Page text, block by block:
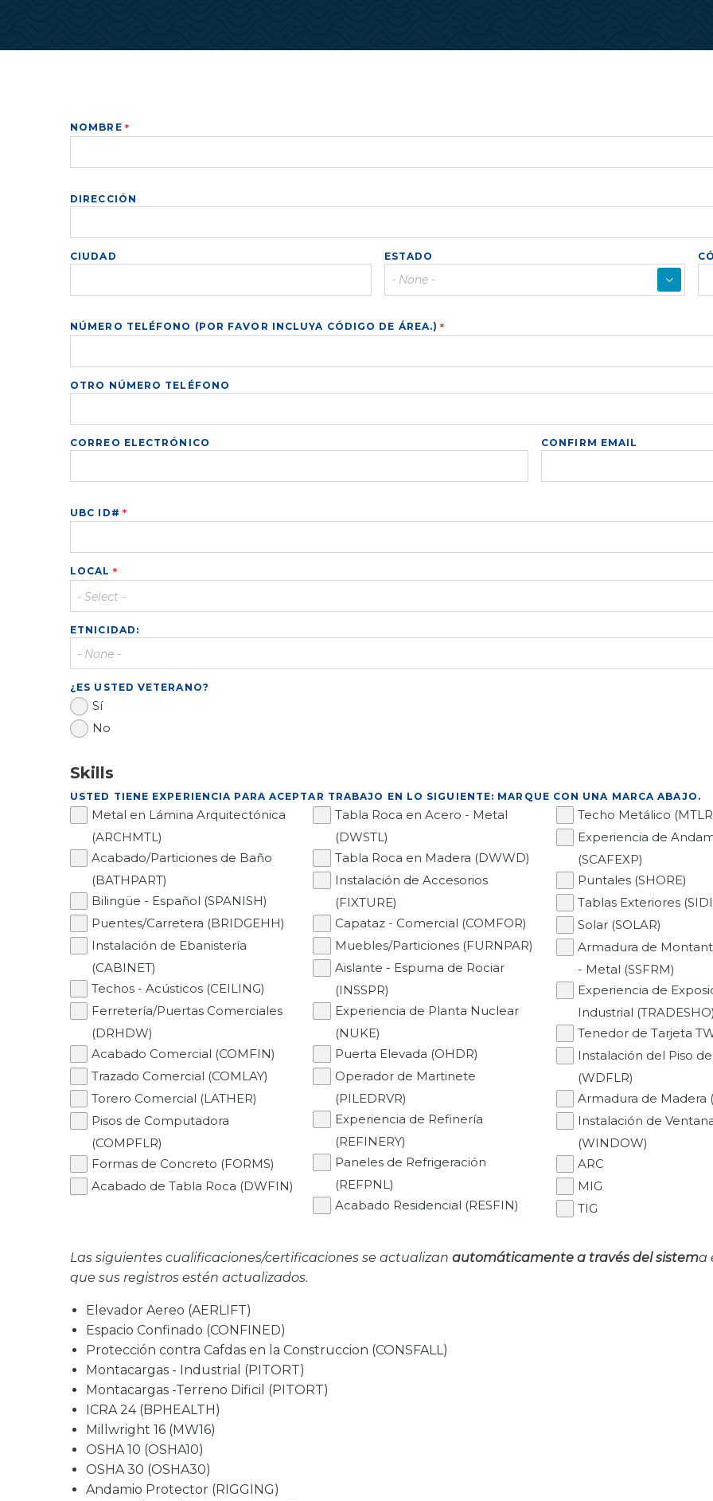
de
Carpinteros
NOMBRE
DIRECCIÓN
CIUDAD ESTADO
▼
NÚMERO TELÉFONO (POR FAVOR INCLUYA CÓDIGO DE ÁREA.)
OTRO NÚMERO TELÉFONO
ELECTRÓNICO
CORREO ELECTRÓNICO CONFIRM EMAIL
UBC ID#
LOCAL
Options
ETNICIDAD:
Options
¿ES USTED VETERANO?
Sí
No
Skills
USTED TIENE EXPERIENCIA PARA ACEPTAR TRABAJO EN LO SIGUIENTE: MARQUE CON UNA MARCA ABAJO.
Metal en Lámina Arquitectónica
(ARCHMTL)
Acabado/Particiones de Baño
(BATHPART)
Bilingüe - Español (SPANISH)
Puentes/Carretera (BRIDGEHH)
Instalación de Ebanistería
(CABINET)
Techos - Acústicos (CEILING)
Ferretería/Puertas Comerciales
(DRHDW)
Acabado Comercial (COMFIN)
Trazado Comercial (COMLAY)
Torero Comercial (LATHER)
Pisos de Computadora
(COMPFLR)
Formas de Concreto (FORMS)
Acabado de Tabla Roca (DWFIN)
Tabla Roca en Acero - Metal
(DWSTL)
Tabla Roca en Madera (DWWD)
Instalación de Accesorios
(FIXTURE)
Capataz - Comercial (COMFOR)
Muebles/Particiones (FURNPAR)
Aislante - Espuma de Rociar
(INSSPR)
Experiencia de Planta Nuclear
(NUKE)
Puerta Elevada (OHDR)
Operador de Martinete
(PILEDRVR)
Experiencia de Refinería
(REFINERY)
Paneles de Refrigeración
(REFPNL)
Acabado Residencial (RESFIN)
Techo Metálico
Experiencia de
(SCAFEXP)
Puntales (SHORE)
Tablas Exteriores
Solar (SOLAR)
Armadura de
- Metal (SSFRM)
Experiencia de
Industrial
Tenedor de Tarjeta
Instalación del Piso
(WDFLR)
Armadura de Madera
Instalación de
(WINDOW)
ARC
MIG
TIG
Las siguientes cualificaciones/certificaciones se actualizan automáticamente a través del sistema
que sus registros estén actualizados.
Elevador Aereo (AERLIFT)
Espacio Confinado (CONFINED)
Protección contra Cafdas en la Construccion (CONSFALL)
Montacargas - Industrial (PITORT)
Montacargas -Terreno Dificil (PITORT)
ICRA 24 (BPHEALTH)
Millwright 16 (MW16)
OSHA 10 (OSHA10)
OSHA 30 (OSHA30)
Andamio Protector (RIGGING)